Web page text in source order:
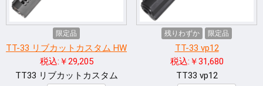
限定品
TT-33 リブカットカスタム HW
税込:￥29,205
TT33 リブカットカスタム
残りわずか 限定品
TT-33 vp12
税込:￥31,680
TT33 vp12